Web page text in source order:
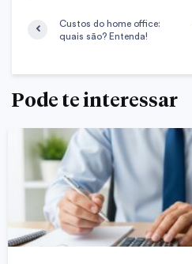
Custos do home office:
quais são? Entenda!
Pode te interessar